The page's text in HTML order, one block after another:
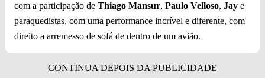
com a participação de Thiago Mansur, Paulo Velloso, Jay e
paraquedistas, com uma performance incrível e diferente, com
direito a arremesso de sofá de dentro de um avião.